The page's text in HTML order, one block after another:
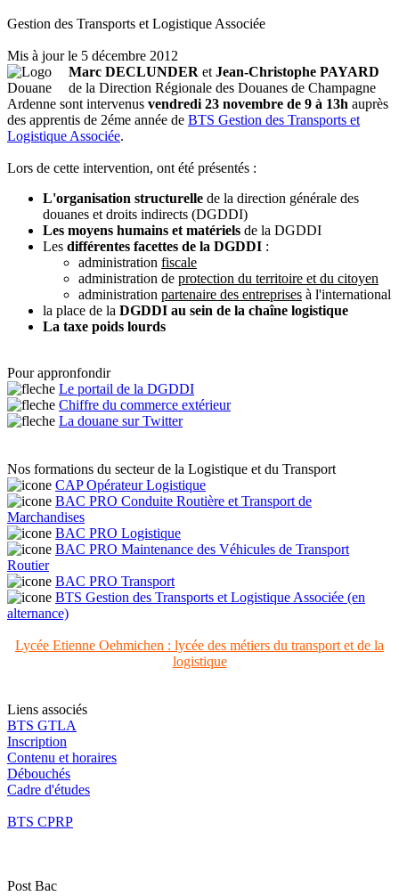
Gestion des Transports et Logistique Associée
Mis à jour le 5 décembre 2012
Marc DECLUNDER etJean-Christophe PAYARD
de la Direction Régionale des Douanes de Champagne
Ardenne sont intervenus vendredi 23 novembre de 9 à 13h auprès
des apprentis de 2éme année de BTS Gestion des Transports et
Logistique Associée.
Lors de cette intervention, ont été présentés :
L'organisation structurelle de la direction générale des
douanes et droits indirects (DGDDI)
Les moyens humains et matériels de la DGDDI
Les différentes facettes de la DGDDI :
administration fiscale
administration de protection du territoire et du citoyen
administration partenaire des entreprises à l'international
la place de la DGDDI au sein de la chaîne logistique
La taxe poids lourds
Pour appronfondir
Le portail de la DGDDI
Chiffre du commerce extérieur
La douane sur Twitter
Nos formations du secteur de la Logistique et du Transport
CAP Opérateur Logistique
BAC PRO Conduite Routière et Transport de
Marchandises
BAC PRO Logistique
BAC PRO Maintenance des Véhicules de Transport
Routier
BAC PRO Transport
BTS Gestion des Transports et Logistique Associée (en
alternance)
Lycée Etienne Oehmichen : lycée des métiers du transport et de la
logistique
Liens associés
BTS GTLA
Inscription
Contenu et horaires
Débouchés
Cadre d'études
BTS CPRP
Post Bac